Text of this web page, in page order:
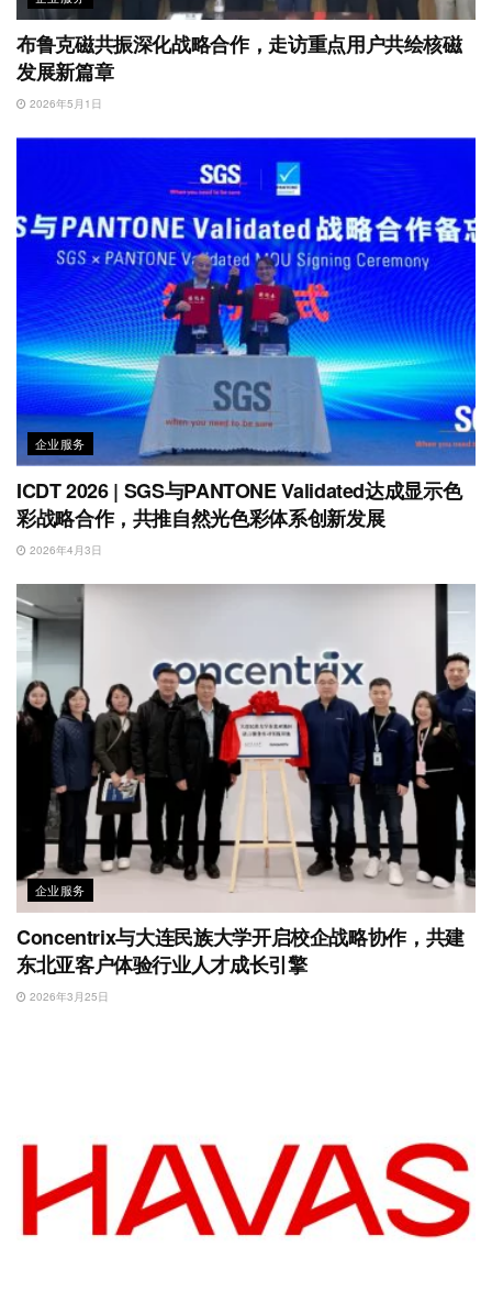
布鲁克磁共振深化战略合作，走访重点用户共绘核磁
发展新篇章
2026年5月1日
企业服务
ICDT 2026 | SGS与PANTONE Validated达成显示色
彩战略合作，共推自然光色彩体系创新发展
2026年4月3日
企业服务
Concentrix与大连民族大学开启校企战略协作，共建
东北亚客户体验行业人才成长引擎
2026年3月25日